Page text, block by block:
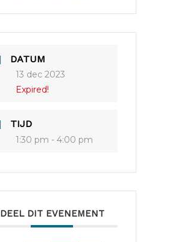
DATUM
13 dec 2023
Expired!
TIJD
1:30 pm - 4:00 pm
DEEL DIT EVENEMENT